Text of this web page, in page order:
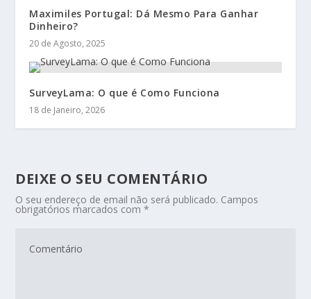
Maximiles Portugal: Dá Mesmo Para Ganhar
Dinheiro?
20 de Agosto, 2025
SurveyLama: O que é Como Funciona
18 de Janeiro, 2026
DEIXE O SEU COMENTÁRIO
O seu endereço de email não será publicado. Campos
obrigatórios marcados com*